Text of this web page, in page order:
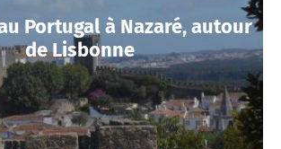
Portugal à Nazaré, autour
de Lisbonne